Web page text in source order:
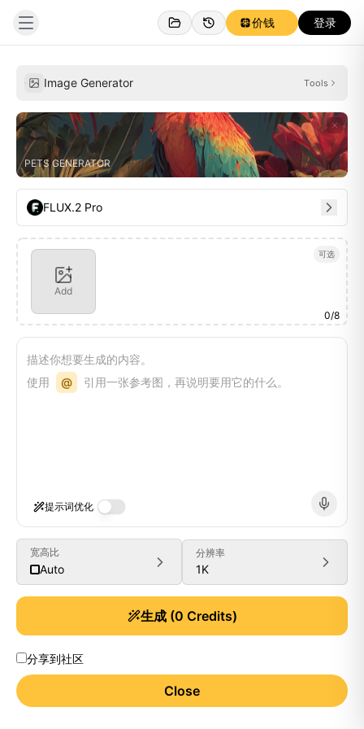
价钱 登录
Image Generator Tools
PETS GENERATOR
FLUX.2 Pro
可选
Add
0/8
描述你想要生成的内容。
使用
@ 引用一张参考图，再说明要用它的什么。
提示词优化
宽高比
Auto
分辨率
1K
生成(0 Credits)
分享到社区
Close
Generate